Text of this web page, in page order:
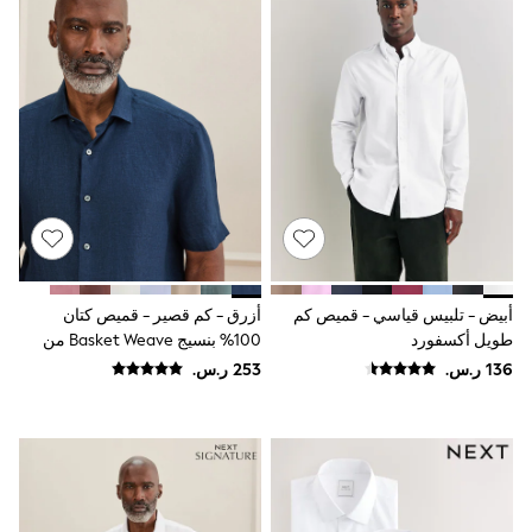
Sandals
Swimwear
Sun Hats & Caps
Mens' Holiday Shop
Occasionwear
Linen Collection
Polo Shirts
Tops & T-Shirts
Trousers & Chinos
Sandals
Shorts
Swimwear
Hats & Caps
Vests
Luggage
Angel & Rocket
B by Ted Baker
أبيض - تلبيس قياسي - قميص كم
طويل أكسفورد
أزرق - كم قصير - قميص كتان
100% بنسيج Basket Weave من
Signature